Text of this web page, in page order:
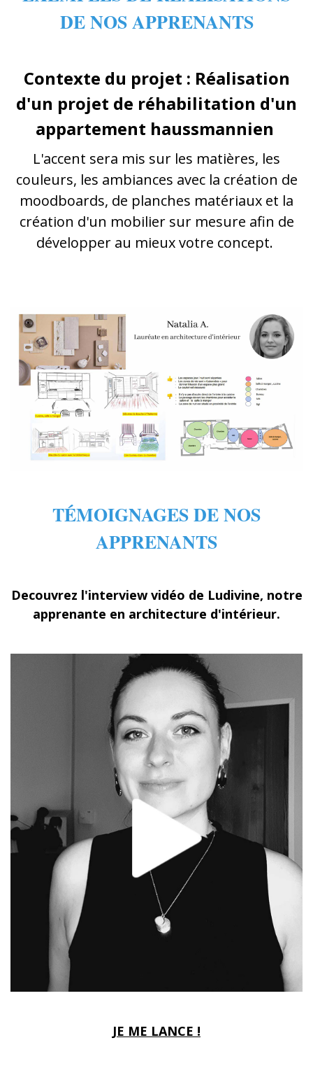
DE NOS APPRENANTS
Contexte du projet : Réalisation
d'un projet de réhabilitation d'un
appartement haussmannien
L'accent sera mis sur les matières, les
couleurs, les ambiances avec la création de
moodboards, de planches matériaux et la
création d'un mobilier sur mesure afin de
développer au mieux votre concept.
TÉMOIGNAGES DE NOS
APPRENANTS
Decouvrez l'interview vidéo de Ludivine, notre
apprenante en architecture d'intérieur.
JE ME LANCE !